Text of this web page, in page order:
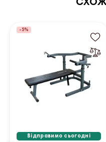
-5%
Відправимо сьогодні